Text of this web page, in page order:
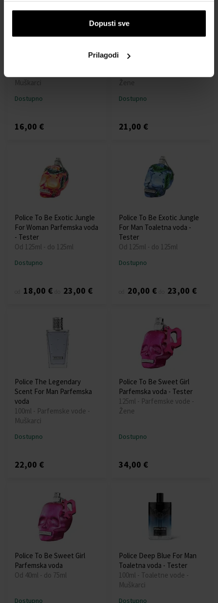
Dopusti sve
Prilagodi
Muškarci
Dostupno
16,00 €
Police To Be Exotic Jungle
Žene
Dostupno
21,00 €
Police To Be Exotic Jungle
For Woman Parfemska voda
- Tester
Od 125ml - do 125ml
Dostupno
18,00 € 23,00 €
Police To Be Exotic Jungle
For Man Toaletna voda -
Tester
Od 125ml - do 125ml
Dostupno
20,00 € 23,00 €
Police The Legendary
Scent For Man Parfemska
voda
100ml - Parfemske vode -
Muškarci
Dostupno
22,00 €
Police To Be Sweet Girl
Parfemska voda - Tester
125ml - Parfemske vode -
Žene
Dostupno
34,00 €
Police To Be Sweet Girl
Parfemska voda
Od 40ml - do 75ml
Dostupno
Police Deep Blue For Man
Toaletna voda - Tester
100ml - Toaletne vode -
Muškarci
Dostupno